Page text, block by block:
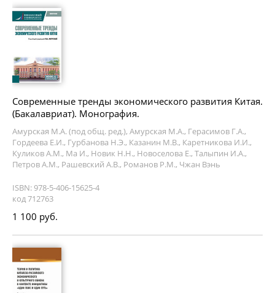
Современные тренды экономического развития Китая.
(Бакалавриат). Монография.
Амурская М.А. (под общ. ред.), Амурская М.А., Герасимов Г.А.,
Гордеева Е.И., Гурбанова Н.Э., Казанин М.В., Каретникова И.И.,
Куликов А.М., Ма И., Новик Н.Н., Новоселова Е., Талыпин И.А.,
Петров А.М., Рашевский А.В., Романов Р.М., Чжан Вэнь
ISBN: 978-5-406-15625-4
код 712763
1 100 руб.